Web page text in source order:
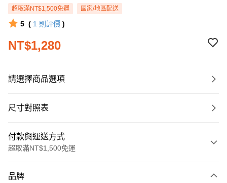
超取滿NT$1,500免運 國家/地區配送
5 ( 1 則評價 )
NT$1,280
請選擇商品選項
尺寸對照表
付款與運送方式
超取滿NT$1,500免運
品牌